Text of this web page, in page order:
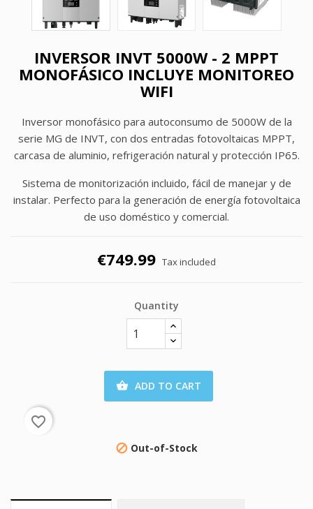
INVERSOR INVT 5000W - 2 MPPT
MONOFÁSICO INCLUYE MONITOREO
WIFI
Inversor monofásico para autoconsumo de 5000W de la
serie MG de INVT, con dos entradas fotovoltaicas MPPT,
carcasa de aluminio, refrigeración natural y protección IP65.
Sistema de monitorización incluido, fácil de manejar y de
instalar. Perfecto para la generación de energía fotovoltaica
de uso doméstico y comercial.
€749.99 Tax included
Quantity
 ADD TO CART
favorite_border
 Out-of-Stock